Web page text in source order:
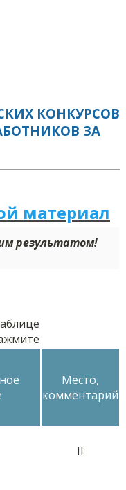
КОНКУРСОВ
ЗА
материал
результатом!
Место,
комментарий
II